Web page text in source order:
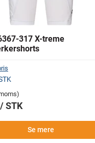
317 X-treme
STK
Se mere